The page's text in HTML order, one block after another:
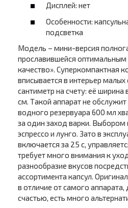
Дисплей: нет
Особенности:
подсветка
Модель – мини-версия
прославившейся
качество». Суперкомпактная
вписывается в интерьер
сантиметр на счету: её ширина
см. Такой аппарат не
водного резервуара 600 мл
за один заход варки. Выбором
эспрессо и лунго. Зато в
включается за 25 с,
требует много внимания к
разнообразие вкусов
ассортимента капсул.
в отличие от самого
счастью, есть много